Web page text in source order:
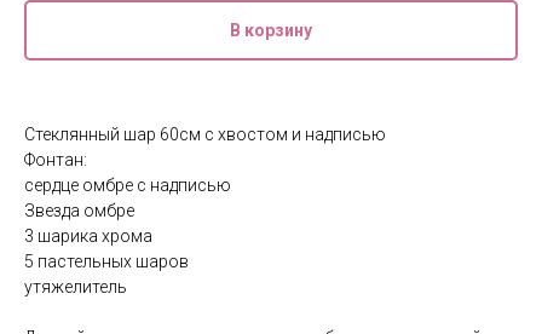
В корзину
Стеклянный шар 60см с хвостом и надписью
Фонтан:
сердце омбре с надписью
Звезда омбре
3 шарика хрома
5 пастельных шаров
утяжелитель